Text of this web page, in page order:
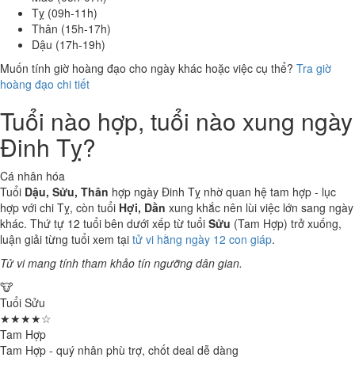
Tỵ (09h-11h)
Thân (15h-17h)
Dậu (17h-19h)
Muốn tính giờ hoàng đạo cho ngày khác hoặc việc cụ thể? Tra giờ
hoàng đạo chi tiết
Tuổi nào hợp, tuổi nào xung ngày
Đinh Tỵ?
Cá nhân hóa
Tuổi Dậu, Sửu, Thân hợp ngày Đinh Tỵ nhờ quan hệ tam hợp - lục
hợp với chi Tỵ, còn tuổi Hợi, Dần xung khắc nên lùi việc lớn sang ngày
khác. Thứ tự 12 tuổi bên dưới xếp từ tuổi Sửu (Tam Hợp) trở xuống,
luận giải từng tuổi xem tại tử vi hằng ngày 12 con giáp.
Tử vi mang tính tham khảo tín ngưỡng dân gian.
🐮
Tuổi Sửu
★★★★☆
Tam Hợp
Tam Hợp - quý nhân phù trợ, chốt deal dễ dàng